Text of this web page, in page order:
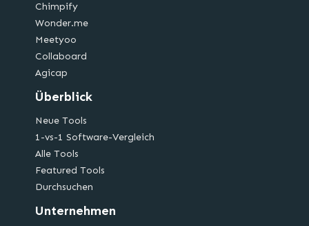
Chimpify
Wonder.me
Meetyoo
Collaboard
Agicap
Überblick
Neue Tools
1-vs-1 Software-Vergleich
Alle Tools
Featured Tools
Durchsuchen
Unternehmen